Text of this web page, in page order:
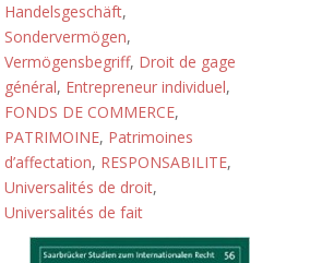
Handelsgeschäft,
Sondervermögen,
Vermögensbegriff, Droit de gage
général, Entrepreneur individuel,
FONDS DE COMMERCE,
PATRIMOINE, Patrimoines
d’affectation, RESPONSABILITE,
Universalités de droit,
Universalités de fait